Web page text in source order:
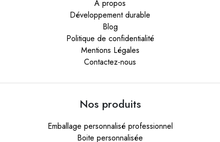
À propos
Développement durable
Blog
Politique de confidentialité
Mentions Légales
Contactez-nous
Nos produits
Emballage personnalisé professionnel
Boite personnalisée